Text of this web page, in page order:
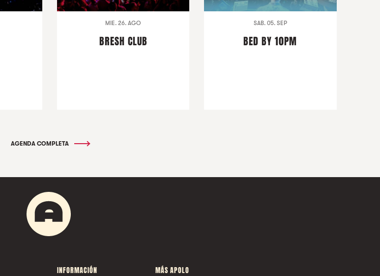
MIE. 26. AGO
BRESH CLUB
SAB. 05. SEP
BED BY 10PM
AGENDA COMPLETA
INFORMACIÓN MÁS APOLO